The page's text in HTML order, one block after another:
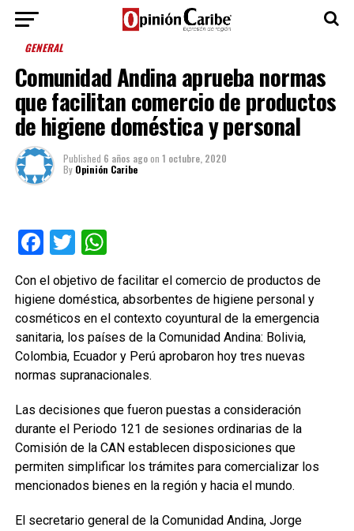
GENERAL
Comunidad Andina aprueba normas
que facilitan comercio de productos
de higiene doméstica y personal
Published 6 años agoon 1 octubre, 2020
By Opinión Caribe
Facebook
TwitterWhatsApp
Con el objetivo de facilitar el comercio de productos de
higiene doméstica, absorbentes de higiene personal y
cosméticos en el contexto coyuntural de la emergencia
sanitaria, los países de la Comunidad Andina: Bolivia,
Colombia, Ecuador y Perú aprobaron hoy tres nuevas
normas supranacionales.
Las decisiones que fueron puestas a consideración
durante el Periodo 121 de sesiones ordinarias de la
Comisión de la CAN establecen disposiciones que
permiten simplificar los trámites para comercializar los
mencionados bienes en la región y hacia el mundo.
El secretario general de la Comunidad Andina, Jorge